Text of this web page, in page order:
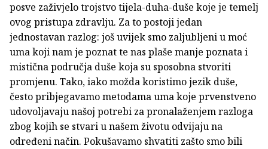
posve zaživjelo trojstvo tijela-duha-duše koje je temelj
ovog pristupa zdravlju. Za to postoji jedan
jednostavan razlog: još uvijek smo zaljubljeni u moć
uma koji nam je poznat te nas plaše manje poznata i
mistična područja duše koja su sposobna stvoriti
promjenu. Tako, iako možda koristimo jezik duše,
često pribjegavamo metodama uma koje prvenstveno
udovoljavaju našoj potrebi za pronalaženjem razloga
zbog kojih se stvari u našem životu odvijaju na
određeni način. Pokušavamo shvatiti zašto smo bili